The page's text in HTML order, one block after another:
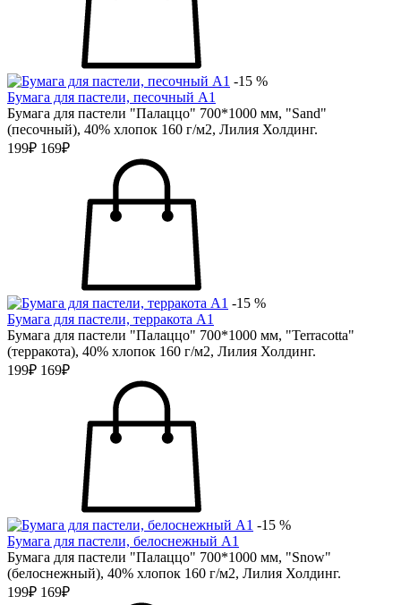
-15 %
Бумага для пастели, песочный А1
Бумага для пастели "Палаццо" 700*1000 мм, "Sand"
(песочный), 40% хлопок 160 г/м2, Лилия Холдинг.
199₽ 169₽
-15 %
Бумага для пастели, терракота А1
Бумага для пастели "Палаццо" 700*1000 мм, "Terracotta"
(терракота), 40% хлопок 160 г/м2, Лилия Холдинг.
199₽ 169₽
-15 %
Бумага для пастели, белоснежный А1
Бумага для пастели "Палаццо" 700*1000 мм, "Snow"
(белоснежный), 40% хлопок 160 г/м2, Лилия Холдинг.
199₽ 169₽